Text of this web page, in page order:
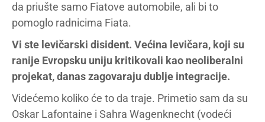
da priušte samo Fiatove automobile, ali bi to
pomoglo radnicima Fiata.
Vi ste levičarski disident. Većina levičara, koji su
ranije Evropsku uniju kritikovali kao neoliberalni
projekat, danas zagovaraju dublje integracije.
Videćemo koliko će to da traje. Primetio sam da su
Oskar Lafontaine i Sahra Wagenknecht (vodeći